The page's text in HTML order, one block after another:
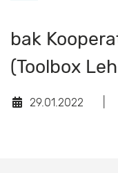
bak
(Toolbox
29.01.2022